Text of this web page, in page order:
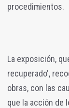
procedimientos.
La exposición,
recuperado',
obras, con las
que la acción de